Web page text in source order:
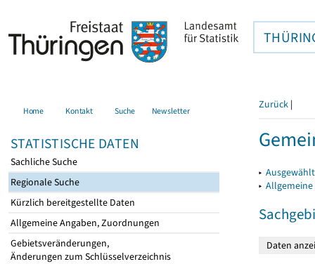
Home Kontakt Suche Newsletter
STATISTISCHE DATEN
Sachliche Suche
Regionale Suche
Kürzlich bereitgestellte Daten
Allgemeine Angaben, Zuordnungen
Gebietsveränderungen,
Änderungen zum Schlüsselverzeichnis
Zurück |
▸
▸